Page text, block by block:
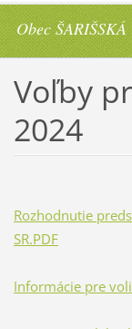
Obec ŠARIŠSKÁ
Voľby
2024
Rozhodnutie
SR.PDF
Informácie pre